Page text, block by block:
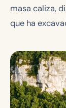
masa caliza,
que ha